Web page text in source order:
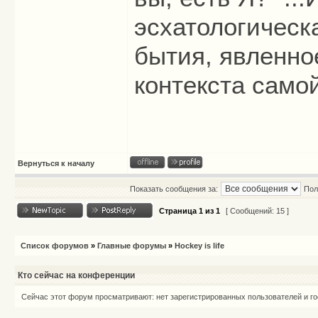
бытия,
контекста
Вернуться к началу
Показать сообщения за:
Страница 1 из 1 [ Сообщений: 15 ]
Список форумов » Главные форумы » Hockey is life
Кто сейчас на конференции
Сейчас этот форум просматривают: нет зарегистрированных пользователей и